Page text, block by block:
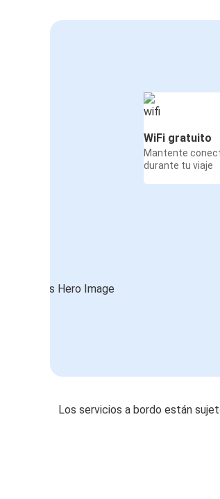
WiFi gratuito
Mantente
durante tu viaje
Los servicios a bordo están